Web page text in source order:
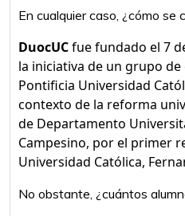
En cualquier caso, ¿cómo se
DuocUCfue fundado el 7
la iniciativa de un grupo
Pontificia Universidad
contexto de la reforma
de Departamento
Campesino,​ por el primer
Universidad Católica,
No obstante, ¿cuántos